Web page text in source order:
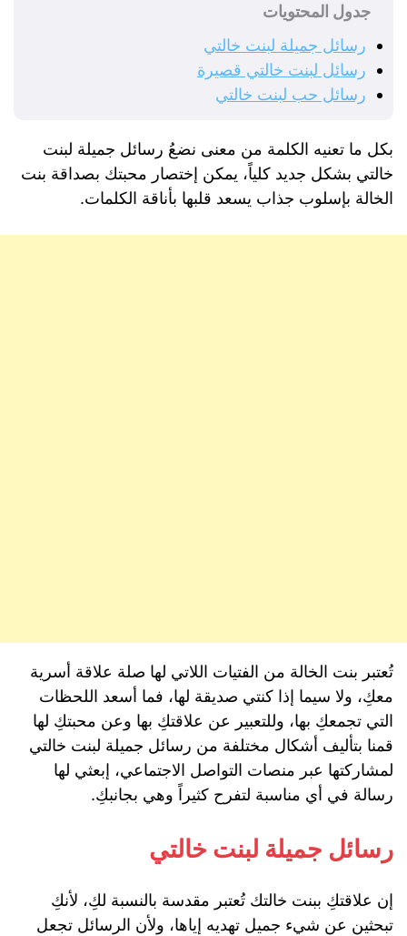
جدول المحتويات
رسائل جميلة لبنت خالتي
رسائل لبنت خالتي قصيرة
رسائل حب لبنت خالتي
بكل ما تعنيه الكلمة من معنى نضعُ رسائل جميلة لبنت
خالتي بشكل جديد كلياً، يمكن إختصار محبتك بصداقة بنت
الخالة بإسلوب جذاب يسعد قلبها بأناقة الكلمات.
تُعتبر بنت الخالة من الفتيات اللاتي لها صلة علاقة أسرية
معكِ، ولا سيما إذا كنتي صديقة لها، فما أسعد اللحظات
التي تجمعكِ بها، وللتعبير عن علاقتكِ بها وعن محبتكِ لها
قمنا بتأليف أشكال مختلفة من رسائل جميلة لبنت خالتي
لمشاركتها عبر منصات التواصل الاجتماعي، إبعثي لها
رسالة في أي مناسبة لتفرح كثيراً وهي بجانبكِ.
رسائل جميلة لبنت خالتي
إن علاقتكِ ببنت خالتك تُعتبر مقدسة بالنسبة لكِ، لأنكِ
تبحثين عن شيء جميل تهديه إياها، ولأن الرسائل تجعل